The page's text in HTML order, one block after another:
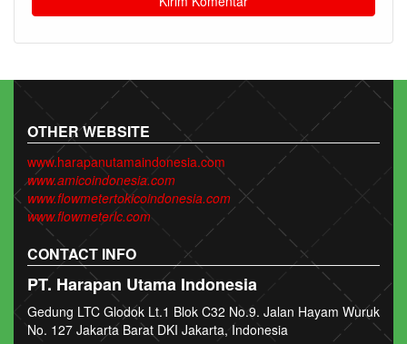
OTHER WEBSITE
www.harapanutamaindonesia.com
www.amicoindonesia.com
www.flowmetertokicoindonesia.com
www.flowmeterlc.com
CONTACT INFO
PT. Harapan Utama Indonesia
Gedung LTC Glodok Lt.1 Blok C32 No.9. Jalan Hayam Wuruk
No. 127 Jakarta Barat DKI Jakarta, Indonesia